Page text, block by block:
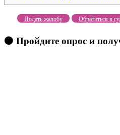
Подать жалобу Обратиться в
🟠 Пройдите опрос и